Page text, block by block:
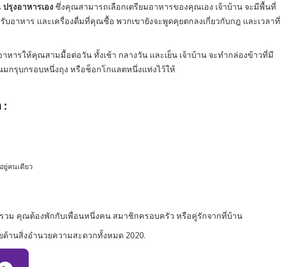
ปรุงอาหารเองซึ่งคุณสามารถเลือกเตรียมอาหารของคุณเอง เจ้าบ้าน จะมีพื้นที่
บอาหาร และเครื่องดื่มที่คุณซื้อ พวกเขายังจะพูดคุยตกลงเกี่ยวกับกฎ และเวลาที่
าหารให้คุณสามมื้อต่อวัน ทั้งเช้า กลางวัน และเย็น เจ้าบ้าน จะทำกล่องข้าวที่มี
กรุบกรอบหนึ่งถุง หรือช็อกโกแลตหนึ่งแท่งไว้ให้
:
ยู่คนเดียว
วม คุณต้องพักกับเพื่อนหนึ่งคน สมาชิกครอบครัว หรือคู่รักจากที่บ้าน
ด้านสิ่งอำนวยความสะดวกทั้งหมด 2020.